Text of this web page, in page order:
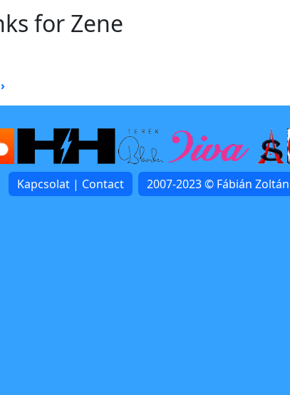
for Zene
›
Kapcsolat | Contact 2007-2023 © Fábián Zoltán